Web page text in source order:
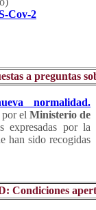
Cov-2
a preguntas
normalidad.
el Ministerio de
expresadas por la
han sido recogidas